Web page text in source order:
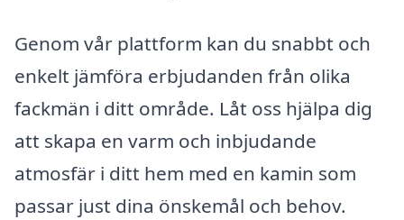
Genom vår plattform kan du snabbt och
enkelt jämföra erbjudanden från olika
fackmän i ditt område. Låt oss hjälpa dig
att skapa en varm och inbjudande
atmosfär i ditt hem med en kamin som
passar just dina önskemål och behov.